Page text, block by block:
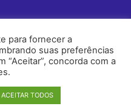
|janelatech.com
para fornecer a
suas preferências
“Aceitar”, concorda com a
ACEITAR TODOS